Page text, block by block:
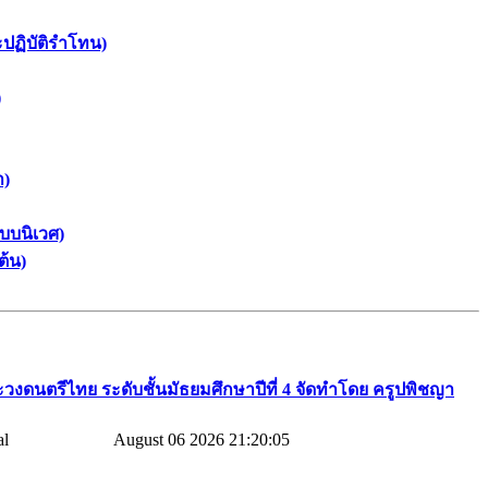
ฏิบัติรำโทน)
)
บนิเวศ)
น)
วงดนตรีไทย​ ระดับชั้นมัธยมศึกษาปีที่​ 4​ จัดทำโดย​ ครูปพิชญา​
August 06 2026 21:20:05